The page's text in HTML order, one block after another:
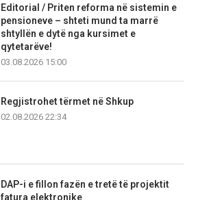
Editorial / Priten reforma në sistemin e
pensioneve – shteti mund ta marrë
shtyllën e dytë nga kursimet e
qytetarëve!
03.08.2026 15:00
Regjistrohet tërmet në Shkup
02.08.2026 22:34
DAP-i e fillon fazën e tretë të projektit
fatura elektronike